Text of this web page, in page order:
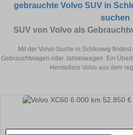
gebrauchte Volvo SUV in
suchen
SUV von Volvo als
Mit der Volvo-Suche in Schleswig
Gebrauchtwagen oder Jahreswagen. Ein
Herstellers Volvo aus dem